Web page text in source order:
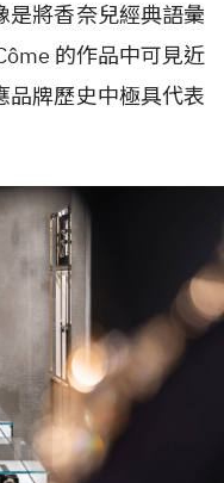
是將香奈兒經典語彙
的作品中可見近
品牌歷史中極具代表